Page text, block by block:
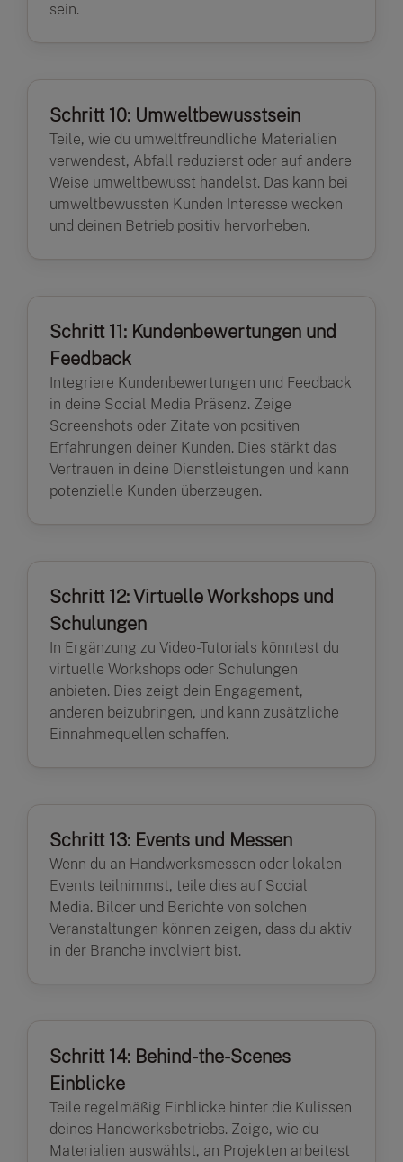
sein.
Schritt 10: Umweltbewusstsein
Teile, wie du umweltfreundliche Materialien
verwendest, Abfall reduzierst oder auf andere
Weise umweltbewusst handelst. Das kann bei
umweltbewussten Kunden Interesse wecken
und deinen Betrieb positiv hervorheben.
Schritt 11: Kundenbewertungen und
Feedback
Integriere Kundenbewertungen und Feedback
in deine Social Media Präsenz. Zeige
Screenshots oder Zitate von positiven
Erfahrungen deiner Kunden. Dies stärkt das
Vertrauen in deine Dienstleistungen und kann
potenzielle Kunden überzeugen.
Schritt 12: Virtuelle Workshops und
Schulungen
In Ergänzung zu Video-Tutorials könntest du
virtuelle Workshops oder Schulungen
anbieten. Dies zeigt dein Engagement,
anderen beizubringen, und kann zusätzliche
Einnahmequellen schaffen.
Schritt 13: Events und Messen
Wenn du an Handwerksmessen oder lokalen
Events teilnimmst, teile dies auf Social
Media. Bilder und Berichte von solchen
Veranstaltungen können zeigen, dass du aktiv
in der Branche involviert bist.
Schritt 14: Behind-the-Scenes
Einblicke
Teile regelmäßig Einblicke hinter die Kulissen
deines Handwerksbetriebs. Zeige, wie du
Materialien auswählst, an Projekten arbeitest